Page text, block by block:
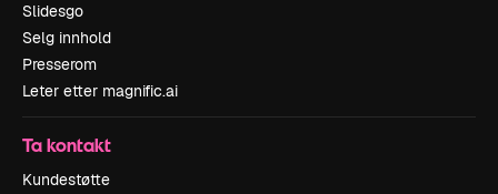
Slidesgo
Selg innhold
Presserom
Leter etter magnific.ai
Ta kontakt
Kundestøtte